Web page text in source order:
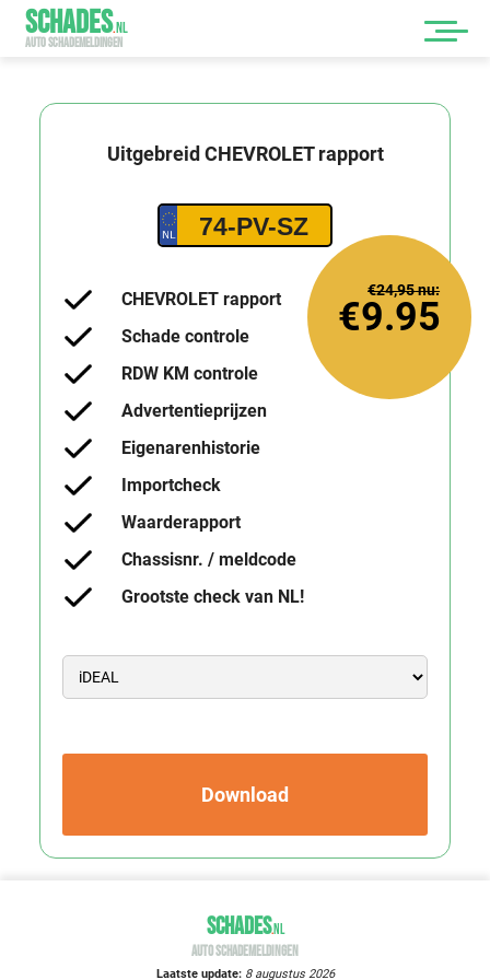
SCHADES.NL
AUTO SCHADEMELDINGEN
Uitgebreid CHEVROLETrapport
74-PV-SZ
CHEVROLET rapport
Schade controle
RDW KM controle
Advertentieprijzen
Eigenarenhistorie
Importcheck
Waarderapport
Chassisnr. / meldcode
Grootste check van NL!
Download
€9.95
€24,95nu:
SCHADES.NL
AUTO SCHADEMELDINGEN
Laatste update: 8 augustus 2026